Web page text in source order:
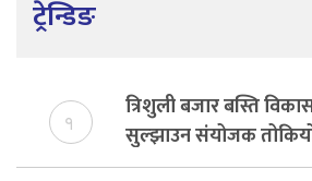
ट्रेन्डिङ
१
त्रिशुली बजार बस्ति
सुल्झाउन संयोजक